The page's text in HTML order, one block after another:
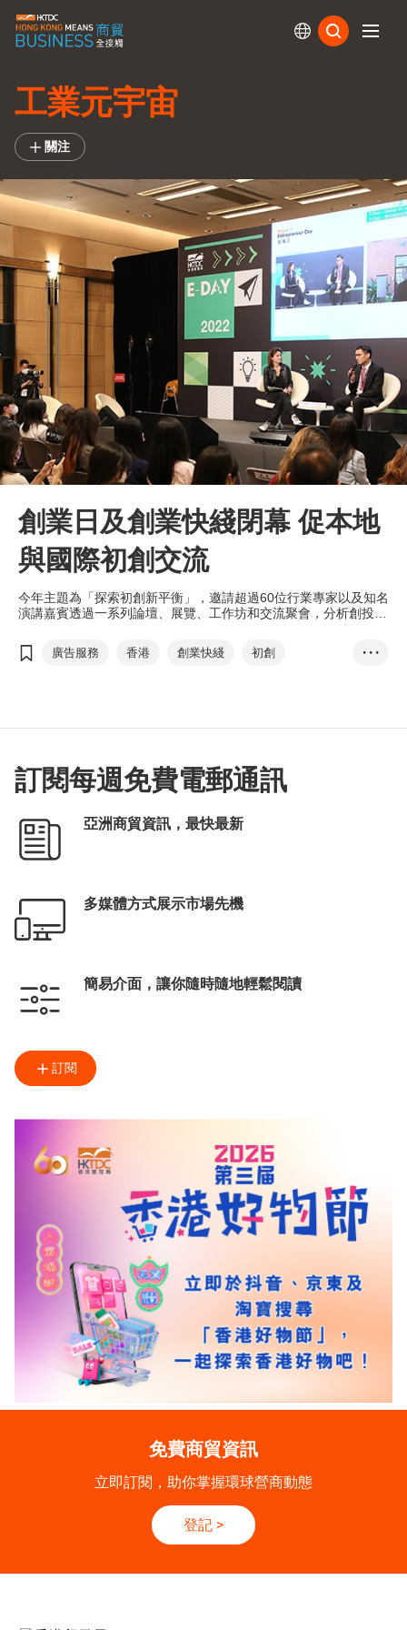
工業元宇宙
關注
創業日及創業快綫閉幕 促本地
與國際初創交流
今年主題為「探索初創新平衡」，邀請超過60位行業專家以及知名
演講嘉賓透過一系列論壇、展覽、工作坊和交流聚會，分析創投趨
略。
廣告服務 香港 創業快綫
初創
梁國浩
• • •
訂閱每週免費電郵通訊
亞洲商貿資訊，最快最新
多媒體方式展示市場先機
簡易介面，讓你隨時隨地輕鬆閱讀
訂閱
免費商貿資訊
立即訂閱，助你掌握環球營商動態
登記 >